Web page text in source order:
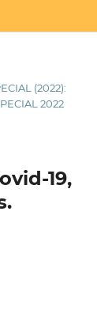
(2022):
2022
19,